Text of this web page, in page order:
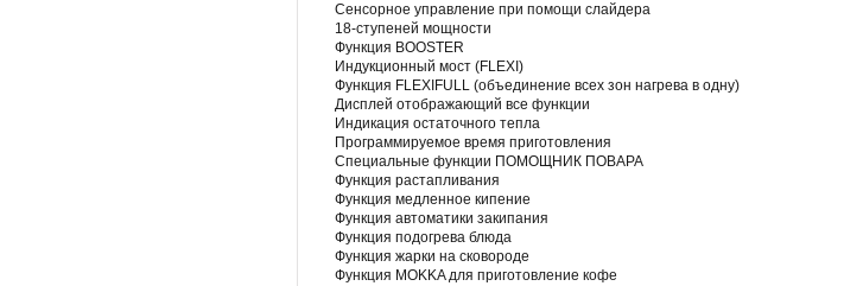
Сенсорное управление при помощи слайдера
18-ступеней мощности
Функция BOOSTER
Индукционный мост (FLEXI)
Функция FLEXIFULL (объединение всех зон нагрева в одну)
Дисплей отображающий все функции
Индикация остаточного тепла
Программируемое время приготовления
Специальные функции ПОМОЩНИК ПОВАРА
Функция растапливания
Функция медленное кипение
Функция автоматики закипания
Функция подогрева блюда
Функция жарки на сковороде
Функция MOKKA для приготовление кофе